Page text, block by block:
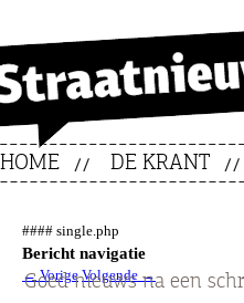
HOME DE KRANT
#### single.php
Bericht navigatie
← Vorige Volgende →
Goed nieuws na een